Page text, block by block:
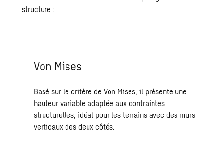
structure :
Von Mises
Basé sur le critère de Von Mises, il présente une
hauteur variable adaptée aux contraintes
structurelles, idéal pour les terrains avec des murs
verticaux des deux côtés.